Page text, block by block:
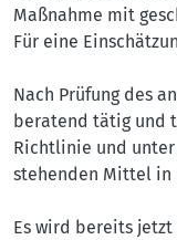
Maßnahme mit
Für eine
Nach Prüfung des
beratend tätig und
Richtlinie und unter
stehenden Mittel in
Es wird bereits